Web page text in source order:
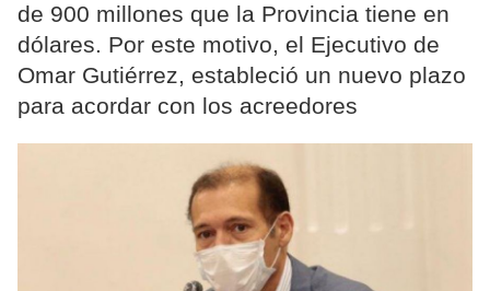
de 900 millones que la Provincia tiene en
dólares. Por este motivo, el Ejecutivo de
Omar Gutiérrez, estableció un nuevo plazo
para acordar con los acreedores